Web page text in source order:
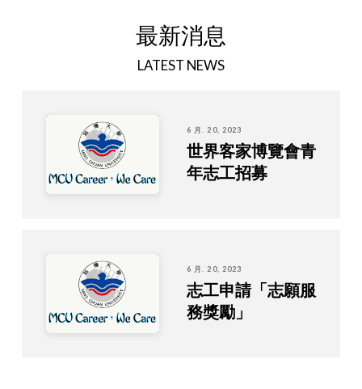
最新消息
LATEST NEWS
6 月. 20, 2023
世界客家博覽會青
年志工招募
6 月. 20, 2023
志工申請「志願服
務獎勵」